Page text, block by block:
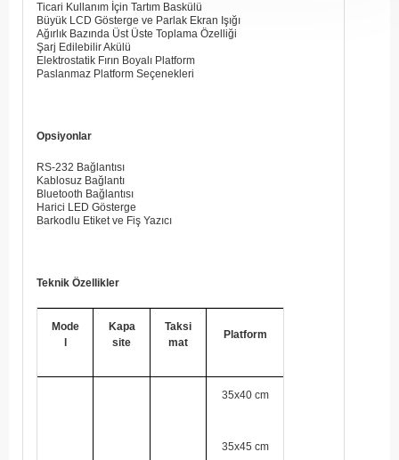
Ticari Kullanım İçin Tartım Baskülü
Büyük LCD Gösterge ve Parlak Ekran Işığı
Ağırlık Bazında Üst Üste Toplama Özelliği
Şarj Edilebilir Akülü
Elektrostatik Fırın Boyalı Platform
Paslanmaz Platform Seçenekleri
Opsiyonlar
RS-232 Bağlantısı
Kablosuz Bağlantı
Bluetooth Bağlantısı
Harici LED Gösterge
Barkodlu Etiket ve Fiş Yazıcı
Teknik Özellikler
Mode
Kapa
site
Taksi
mat
Platform
35x40 cm
35x45 cm